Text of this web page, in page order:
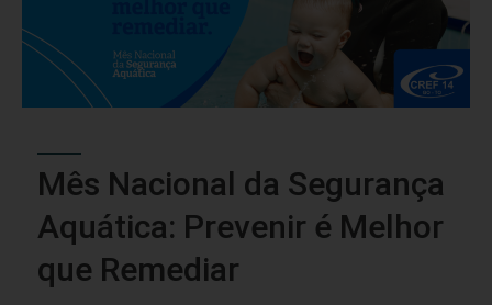
Mês Nacional da Segurança
Aquática: Prevenir é Melhor
que Remediar